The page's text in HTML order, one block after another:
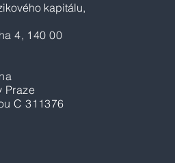
kapitálu,
4, 140 00
Praze
C 311376